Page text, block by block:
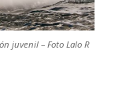
juvenil – Foto Lalo R